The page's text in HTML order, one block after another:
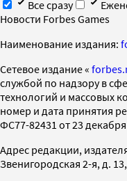
Все сразу
Новости Forbes Games
Наименование издания:
Cетевое издание «
службой по надзору в
технологий и массовых
номер и дата принятия
ФС77-82431 от 23 декабря
Адрес редакции,
Звенигородская 2-я, д.